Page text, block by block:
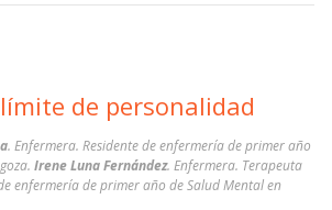
de personalidad
. Enfermera. Residente de enfermería de primer año
Irene Luna Fernández. Enfermera. Terapeuta
enfermería de primer año de Salud Mental en